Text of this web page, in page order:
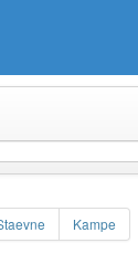
Kampe